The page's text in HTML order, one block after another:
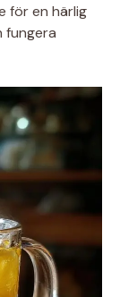
för en härlig